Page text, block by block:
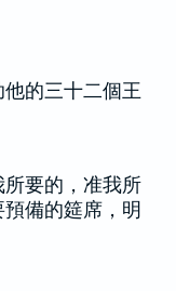
的三十二個王
要的，准我所
備的筵席，明